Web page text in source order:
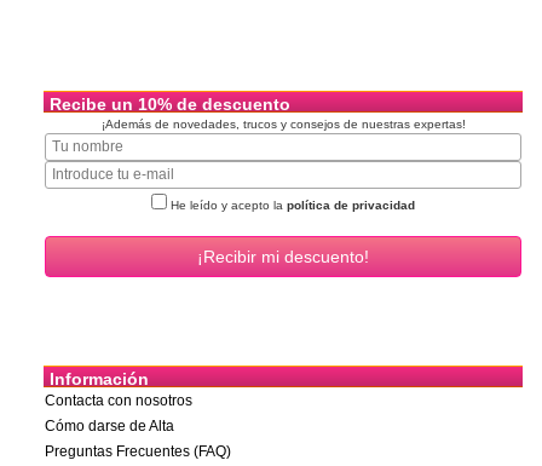
Recibe un 10% de descuento
¡Además de novedades, trucos y consejos de nuestras expertas!
He leído y acepto la política de privacidad
Información
Contacta con nosotros
Cómo darse de Alta
Preguntas Frecuentes (FAQ)